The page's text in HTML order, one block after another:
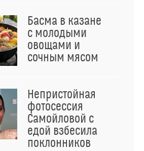
Басма в казане
с молодыми
овощами и
сочным мясом
Непристойная
фотосессия
Самойловой с
едой взбесила
поклонников